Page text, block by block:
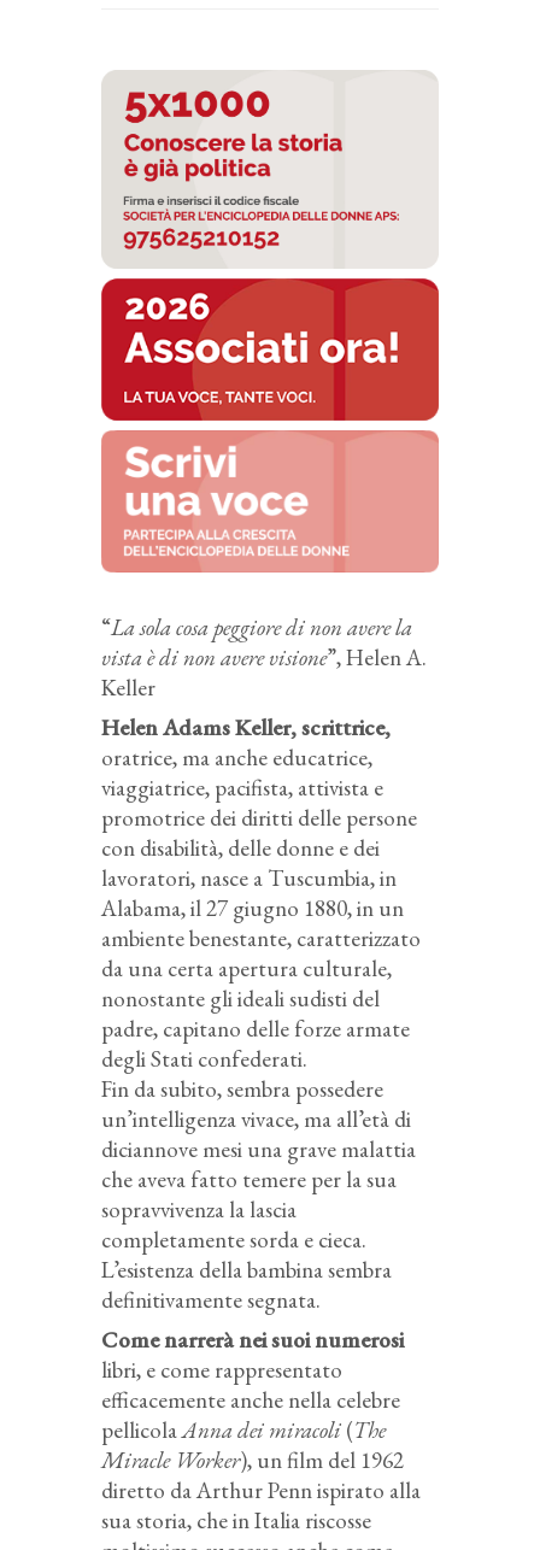
“La sola cosa peggiore di non avere la
vista è di non avere visione”, Helen A.
Keller
Helen Adams Keller, scrittrice,
oratrice, ma anche educatrice,
viaggiatrice, pacifista, attivista e
promotrice dei diritti delle persone
con disabilità, delle donne e dei
lavoratori, nasce a Tuscumbia, in
Alabama, il 27 giugno 1880, in un
ambiente benestante, caratterizzato
da una certa apertura culturale,
nonostante gli ideali sudisti del
padre, capitano delle forze armate
degli Stati confederati.
Fin da subito, sembra possedere
un’intelligenza vivace, ma all’età di
diciannove mesi una grave malattia
che aveva fatto temere per la sua
sopravvivenza la lascia
completamente sorda e cieca.
L’esistenza della bambina sembra
definitivamente segnata.
Come narrerà nei suoi numerosi
libri, e come rappresentato
efficacemente anche nella celebre
pellicolaAnna dei miracoli (The
Miracle Worker), un film del 1962
diretto da Arthur Penn ispirato alla
sua storia, che in Italia riscosse